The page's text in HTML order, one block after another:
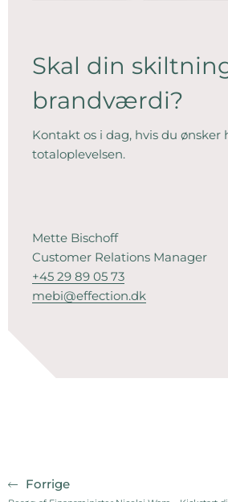
Skal din
brandværdi?
Kontakt os i dag, hvis du
totaloplevelsen.
Mette Bischoff
Customer Relations Manager
+45 29 89 05 73
mebi@effection.dk
Forrige